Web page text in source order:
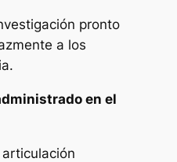
pronto
a los
en el